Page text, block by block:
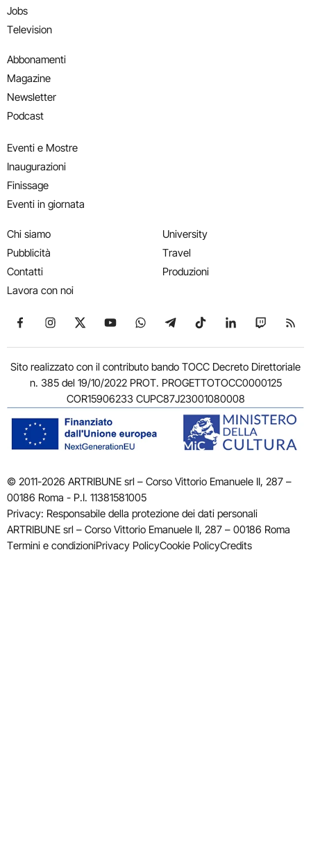
Jobs
Television
Abbonamenti
Magazine
Newsletter
Podcast
Eventi e Mostre
Inaugurazioni
Finissage
Eventi in giornata
Chi siamo
Pubblicità
Contatti
Lavora con noi
University
Travel
Produzioni
Seguici su Facebook
Seguici su Instagram
Seguici su X
Seguici su YouTube
Seguici su WhatsApp
Seguici su Telegram
Seguici su TikTok
Seguici su
Seguici
Sito realizzato con il contributo bando TOCC Decreto Direttoriale
n. 385 del 19/10/2022 PROT. PROGETTOTOCC0000125
COR15906233 CUPC87J23001080008
© 2011-2026 ARTRIBUNE srl – Corso Vittorio Emanuele II, 287 –
00186 Roma - P.I. 11381581005
Privacy: Responsabile della protezione dei dati personali
ARTRIBUNE srl – Corso Vittorio Emanuele II, 287 – 00186 Roma
Termini e condizioniPrivacy PolicyCookie PolicyCredits